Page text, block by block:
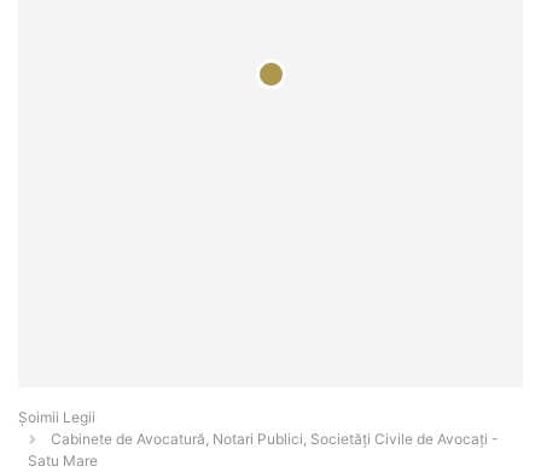
Șoimii Legii
Cabinete de Avocatură, Notari Publici, Societăți Civile de Avocați -
Satu Mare